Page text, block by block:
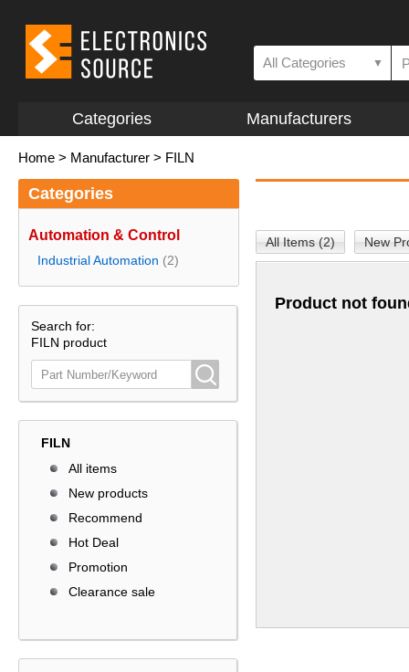
All Categories ▼
Categories Manufacturers
Home > Manufacturer > FILN
Categories
Automation & Control
Industrial Automation (2)
Search for:
FILN product
FILN
All items
New products
Recommend
Hot Deal
Promotion
Clearance sale
All Items (2) New
Product not